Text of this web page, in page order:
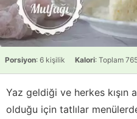
Porsiyon: 6 kişilik Kalori: Toplam
Yaz geldiği ve herkes kışın
olduğu için tatlılar